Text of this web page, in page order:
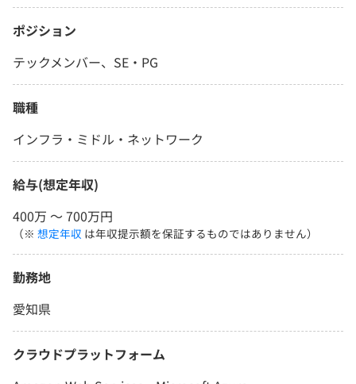
ポジション
テックメンバー、SE・PG
職種
インフラ・ミドル・ネットワーク
給与(想定年収)
400万 〜 700万円
（※ 想定年収 は年収提示額を保証するものではありません）
勤務地
愛知県
クラウドプラットフォーム